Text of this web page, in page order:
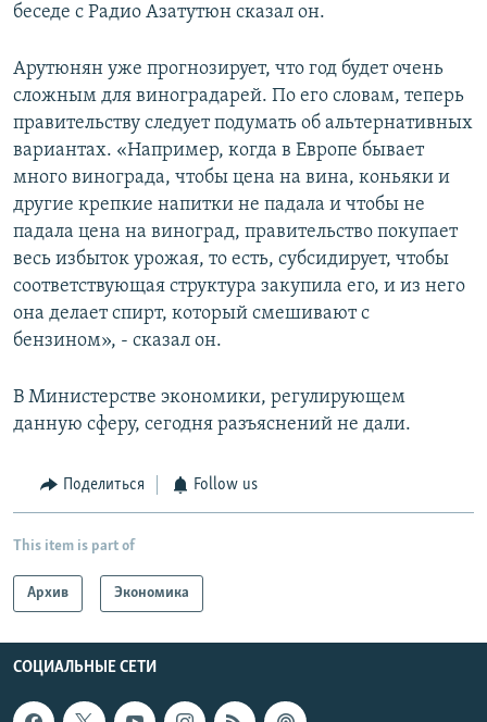
беседе с Радио Азатутюн сказал он.
Арутюнян уже прогнозирует, что год будет очень
сложным для виноградарей. По его словам, теперь
правительству следует подумать об альтернативных
вариантах. «Например, когда в Европе бывает
много винограда, чтобы цена на вина, коньяки и
другие крепкие напитки не падала и чтобы не
падала цена на виноград, правительство покупает
весь избыток урожая, то есть, субсидирует, чтобы
соответствующая структура закупила его, и из него
она делает спирт, который смешивают с
бензином», - сказал он.
В Министерстве экономики, регулирующем
данную сферу, сегодня разъяснений не дали.
Поделиться Follow us
This item is part of
Архив Экономика
СОЦИАЛЬНЫЕ СЕТИ